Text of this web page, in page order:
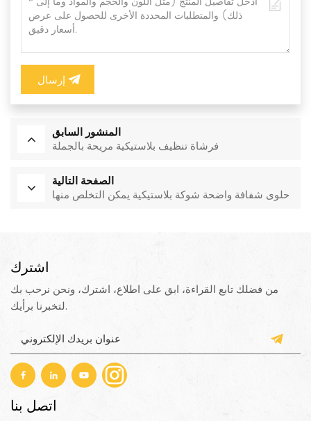
إرسال
المنشور السابق
فرشاة تنظيف بلاستيكية مريحة بالجملة
الصفحة التالية
حلوى شفافة واضحة شوكة بلاستيكية يمكن التخلص منها
اشترك
من فضلك تابع القراءة، ابق على اطلاع، اشترك، ونحن نرحب بك
لتخبرنا برأيك.
اتصل بنا